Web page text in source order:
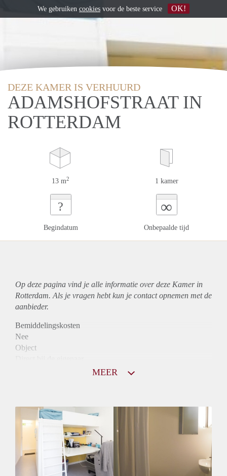
DEZE KAMER IS VERHUURD
ADAMSHOFSTRAAT IN
ROTTERDAM
13 m2 1 kamer
?
Begindatum
∞
Onbepaalde tijd
Op deze pagina vind je alle informatie over deze Kamer in
Rotterdam. Als je vragen hebt kun je contact opnemen met de
aanbieder.
Bemiddelingskosten
Nee
Object
Huurtoeslag
Niet mogelijk
Inkomen eis
N.V.T.
Huurtermijn
Onbepaalde termijn
MEER
We gebruiken cookies voor de beste service OK!